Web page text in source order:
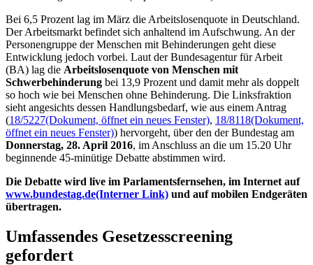
Bei 6,5 Prozent lag im März die Arbeitslosenquote in Deutschland.
Der Arbeitsmarkt befindet sich anhaltend im Aufschwung. An der
Personengruppe der Menschen mit Behinderungen geht diese
Entwicklung jedoch vorbei. Laut der Bundesagentur für Arbeit
(BA) lag die Arbeitslosenquote von Menschen mit
Schwerbehinderung bei 13,9 Prozent und damit mehr als doppelt
so hoch wie bei Menschen ohne Behinderung. Die Linksfraktion
sieht angesichts dessen Handlungsbedarf, wie aus einem Antrag
(18/5227(Dokument, öffnet ein neues Fenster), 18/8118(Dokument,
öffnet ein neues Fenster)) hervorgeht, über den der Bundestag am
Donnerstag, 28. April 2016, im Anschluss an die um 15.20 Uhr
beginnende 45-minütige Debatte abstimmen wird.
Die Debatte wird live im Parlamentsfernsehen, im Internet auf
www.bundestag.de(Interner Link) und auf mobilen Endgeräten
übertragen.
Umfassendes Gesetzesscreening
gefordert